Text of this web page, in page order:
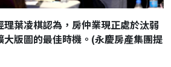
葉凌棋認為，房仲業現正處於汰弱
大版圖的最佳時機。(永慶房產集團提